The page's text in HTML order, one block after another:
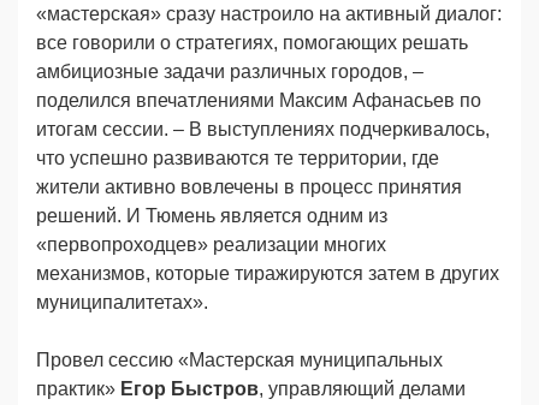
«мастерская» сразу настроило на активный диалог:
все говорили о стратегиях, помогающих решать
амбициозные задачи различных городов, –
поделился впечатлениями Максим Афанасьев по
итогам сессии. – В выступлениях подчеркивалось,
что успешно развиваются те территории, где
жители активно вовлечены в процесс принятия
решений. И Тюмень является одним из
«первопроходцев» реализации многих
механизмов, которые тиражируются затем в других
муниципалитетах».
Провел сессию «Мастерская муниципальных
практик» Егор Быстров, управляющий делами